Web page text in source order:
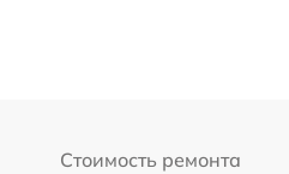
Стоимость ремонта